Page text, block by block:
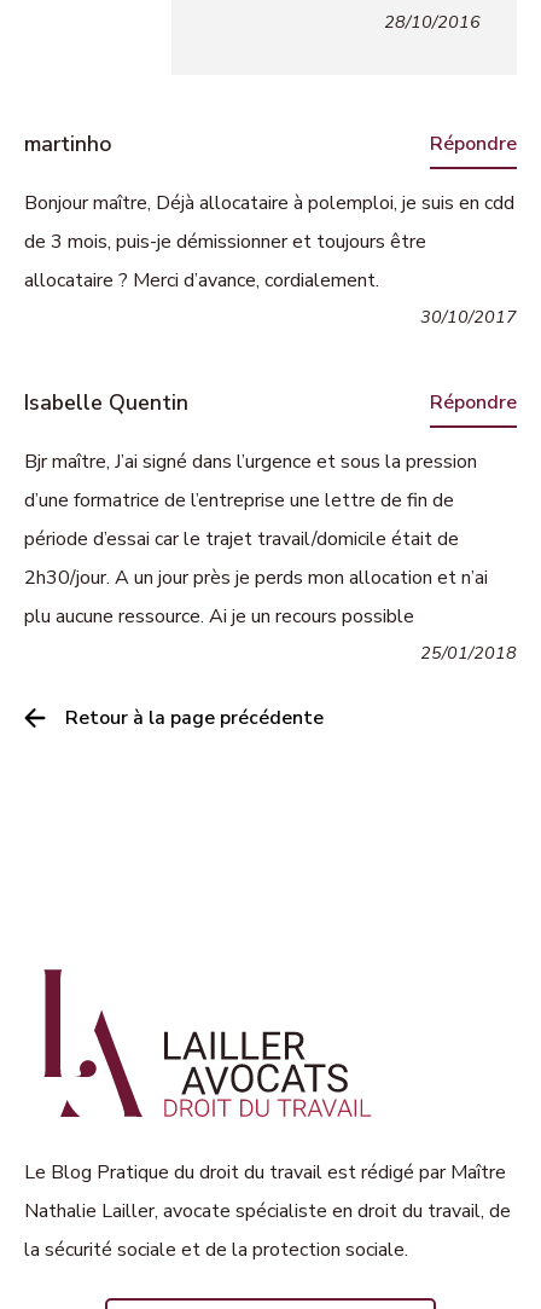
28/10/2016
martinho Répondre
Bonjour maître, Déjà allocataire à polemploi, je suis en cdd
de 3 mois, puis-je démissionner et toujours être
allocataire ? Merci d’avance, cordialement.
30/10/2017
Isabelle Quentin Répondre
Bjr maître, J’ai signé dans l’urgence et sous la pression
d’une formatrice de l’entreprise une lettre de fin de
période d’essai car le trajet travail/domicile était de
2h30/jour. A un jour près je perds mon allocation et n’ai
plu aucune ressource. Ai je un recours possible
25/01/2018
Retour à la page précédente
Le Blog Pratique du droit du travail est rédigé par Maître
Nathalie Lailler, avocate spécialiste en droit du travail, de
la sécurité sociale et de la protection sociale.